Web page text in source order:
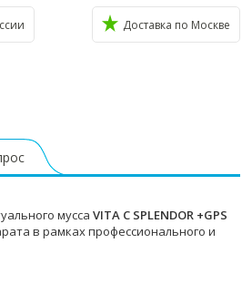
Доставка по Москве
мусса VITA C SPLENDOR +GPS
в рамках профессионального и